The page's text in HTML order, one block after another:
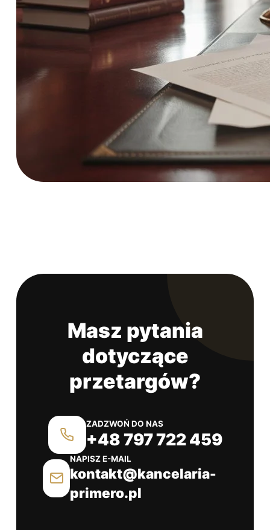
Masz pytania
dotyczące
przetargów?
ZADZWOŃ DO NAS
+48 797 722 459
NAPISZ E-MAIL
kontakt@kancelaria-
primero.pl